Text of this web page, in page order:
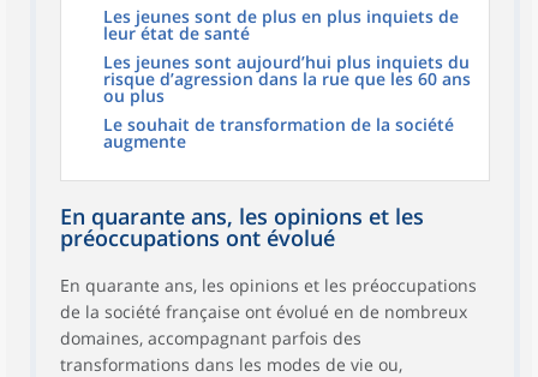
Les jeunes sont de plus en plus inquiets de
leur état de santé
Les jeunes sont aujourd’hui plus inquiets du
risque d’agression dans la rue que les 60 ans
ou plus
Le souhait de transformation de la société
augmente
En quarante ans, les opinions et les
préoccupations ont évolué
En quarante ans, les opinions et les préoccupations
de la société française ont évolué en de nombreux
domaines, accompagnant parfois des
transformations dans les modes de vie ou,